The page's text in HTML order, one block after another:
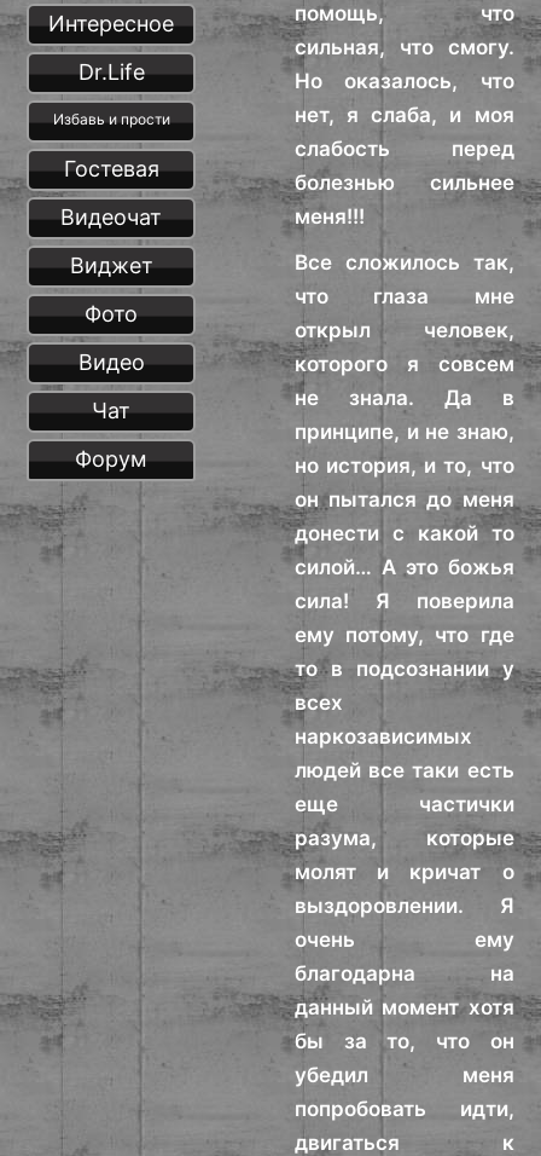
помощь, что
сильная, что смогу.
Но оказалось, что
нет, я слаба, и моя
слабость перед
болезнью сильнее
меня!!!
Все сложилось так,
что глаза мне
открыл человек,
которого я совсем
не знала. Да в
принципе, и не знаю,
но история, и то, что
он пытался до меня
донести с какой то
силой… А это божья
сила! Я поверила
ему потому, что где
то в подсознании у
всех
наркозависимых
людей все таки есть
еще частички
разума, которые
молят и кричат о
выздоровлении. Я
очень ему
благодарна на
данный момент хотя
бы за то, что он
убедил меня
попробовать идти,
двигаться к
Интересное
Dr.Life
Избавь и прости
Гостевая
Видеочат
Виджет
Фото
Видео
Чат
Форум